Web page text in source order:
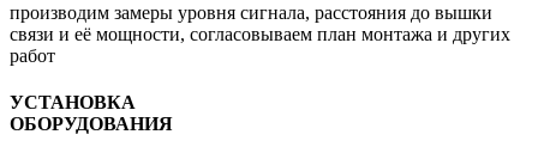
производим замеры уровня сигнала, расстояния до вышки
связи и её мощности, согласовываем план монтажа и других
работ
УСТАНОВКА
ОБОРУДОВАНИЯ